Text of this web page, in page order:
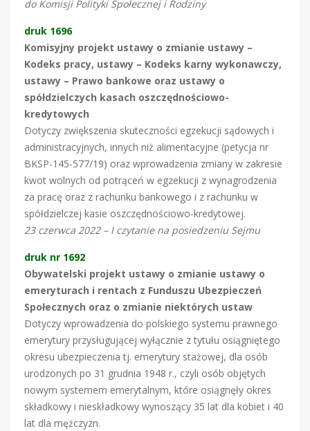
do Komisji Polityki Społecznej i Rodziny
druk 1696
Komisyjny projekt ustawy o zmianie ustawy –
Kodeks pracy, ustawy – Kodeks karny wykonawczy,
ustawy – Prawo bankowe oraz ustawy o
spółdzielczych kasach oszczędnościowo-
kredytowych
Dotyczy zwiększenia skuteczności egzekucji sądowych i
administracyjnych, innych niż alimentacyjne (petycja nr
BKSP-145-577/19) oraz wprowadzenia zmiany w zakresie
kwot wolnych od potrąceń w egzekucji z wynagrodzenia
za pracę oraz z rachunku bankowego i z rachunku w
spółdzielczej kasie oszczędnościowo-kredytowej.
23 czerwca 2022 – I czytanie na posiedzeniu Sejmu
druk nr 1692
Obywatelski projekt ustawy o zmianie ustawy o
emeryturach i rentach z Funduszu Ubezpieczeń
Społecznych oraz o zmianie niektórych ustaw
Dotyczy wprowadzenia do polskiego systemu prawnego
emerytury przysługującej wyłącznie z tytułu osiągniętego
okresu ubezpieczenia tj. emerytury stażowej, dla osób
urodzonych po 31 grudnia 1948 r., czyli osób objętych
nowym systemem emerytalnym, które osiągnęły okres
składkowy i nieskładkowy wynoszący 35 lat dla kobiet i 40
lat dla mężczyzn.